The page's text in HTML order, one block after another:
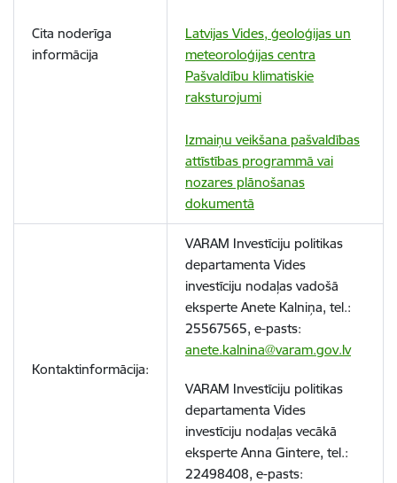
Cita noderīga
informācija
Latvijas Vides, ģeoloģijas un
meteoroloģijas centra
Pašvaldību klimatiskie
raksturojumi
Izmaiņu veikšana pašvaldības
attīstības programmā vai
nozares plānošanas
dokumentā
Kontaktinformācija:
VARAM Investīciju politikas
departamenta Vides
investīciju nodaļas vadošā
eksperte Anete Kalniņa, tel.:
25567565, e-pasts:
anete.kalnina@varam.gov.lv
VARAM Investīciju politikas
departamenta Vides
investīciju nodaļas vecākā
eksperte Anna Gintere, tel.:
22498408, e-pasts: